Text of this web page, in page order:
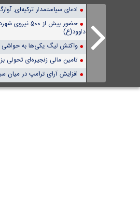
ادعای سیاستمدار ترکیه‌ای:
حضور بیش از
داوود(ع)
واکنش لیگ یکی‌ها به حواشی
تامین مالی زنجیره‌ای تحولی
افزایش آرای ترامپ در میان